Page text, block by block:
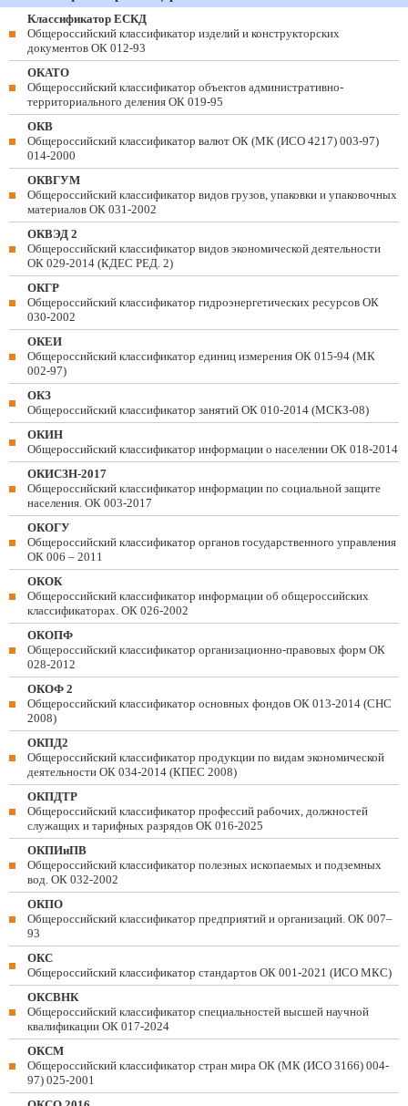
Классификатор ЕСКД
Общероссийский классификатор изделий и конструкторских
документов ОК 012-93
ОКАТО
Общероссийский классификатор объектов административно-
территориального деления ОК 019-95
ОКВ
Общероссийский классификатор валют ОК (МК (ИСО 4217) 003-97)
014-2000
ОКВГУМ
Общероссийский классификатор видов грузов, упаковки и упаковочных
материалов ОК 031-2002
ОКВЭД 2
Общероссийский классификатор видов экономической деятельности
ОК 029-2014 (КДЕС РЕД. 2)
ОКГР
Общероссийский классификатор гидроэнергетических ресурсов ОК
030-2002
ОКЕИ
Общероссийский классификатор единиц измерения ОК 015-94 (МК
002-97)
ОКЗ
Общероссийский классификатор занятий ОК 010-2014 (МСКЗ-08)
ОКИН
Общероссийский классификатор информации о населении ОК 018-2014
ОКИСЗН-2017
Общероссийский классификатор информации по социальной защите
населения. ОК 003-2017
ОКОГУ
Общероссийский классификатор органов государственного управления
ОК 006 – 2011
ОКОК
Общероссийский классификатор информации об общероссийских
классификаторах. ОК 026-2002
ОКОПФ
Общероссийский классификатор организационно-правовых форм ОК
028-2012
ОКОФ 2
Общероссийский классификатор основных фондов ОК 013-2014 (СНС
2008)
ОКПД2
Общероссийский классификатор продукции по видам экономической
деятельности ОК 034-2014 (КПЕС 2008)
ОКПДТР
Общероссийский классификатор профессий рабочих, должностей
служащих и тарифных разрядов ОК 016-2025
ОКПИиПВ
Общероссийский классификатор полезных ископаемых и подземных
вод. ОК 032-2002
ОКПО
Общероссийский классификатор предприятий и организаций. ОК 007–
93
ОКС
Общероссийский классификатор стандартов ОК 001-2021 (ИСО МКС)
ОКСВНК
Общероссийский классификатор специальностей высшей научной
квалификации ОК 017-2024
ОКСМ
Общероссийский классификатор стран мира ОК (МК (ИСО 3166) 004-
97) 025-2001